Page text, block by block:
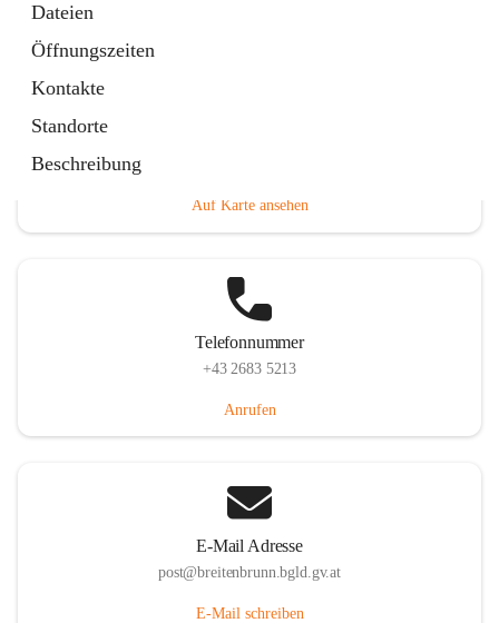
Dateien
Öffnungszeiten
Kontakte
Standorte
Beschreibung
Auf Karte ansehen
Telefonnummer
+43 2683 5213
Anrufen
E-Mail Adresse
post@breitenbrunn.bgld.gv.at
E-Mail schreiben